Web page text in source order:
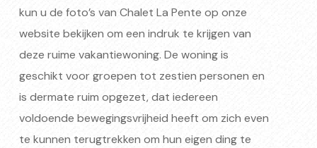
kun u de foto’s van Chalet La Pente op onze
website bekijken om een indruk te krijgen van
deze ruime vakantiewoning. De woning is
geschikt voor groepen tot zestien personen en
is dermate ruim opgezet, dat iedereen
voldoende bewegingsvrijheid heeft om zich even
te kunnen terugtrekken om hun eigen ding te